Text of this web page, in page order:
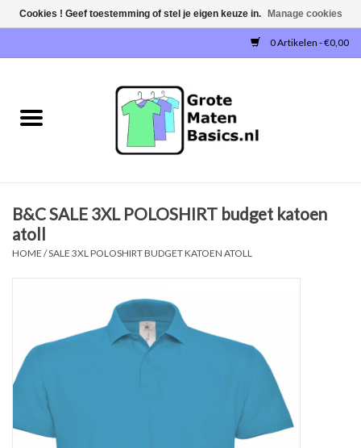
0 Artikelen - €0,00
NIEUW!
SWEATERS / SWEATVESTEN
POLOSHIRTS
JOGGINGBROEKEN
SINGLETS
OVERHEMDEN
ONDERGOED
B&C SALE 3XL POLOSHIRT budget katoen
atoll
HOME /SALE 3XL POLOSHIRT BUDGET KATOEN ATOLL
Cookies ! Geef toestemming of stel je eigen keuze in. Manage cookies